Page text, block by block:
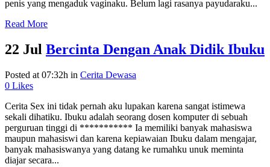
penis yang mengaduk vaginaku. Belum lagi rasanya payudaraku...
Read More
22 Jul Bercinta Dengan Anak Didik Ibuku
Posted at 07:32h in Cerita Dewasa
0 Likes
Cerita Sex ini tidak pernah aku lupakan karena sangat istimewa
sekali dihatiku. Ibuku adalah seorang dosen komputer di sebuah
perguruan tinggi di *********** Ia memiliki banyak mahasiswa
maupun mahasiswi dan karena kepiawaian Ibuku dalam mengajar,
banyak mahasiswanya yang datang ke rumahku unuk meminta
diajar secara...